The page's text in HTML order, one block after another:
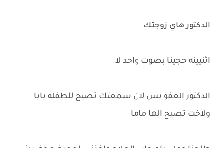
الدكتور هاي زوجتك
اثنيينه حجينا بصوت واحد لا
الدكتور العفو بس لان سمعتك تصيح للطفله بابا
ولاخت تصيح الها ماما